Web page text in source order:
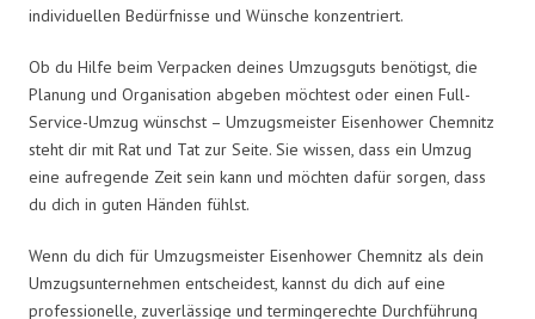
individuellen Bedürfnisse und Wünsche konzentriert.
Ob du Hilfe beim Verpacken deines Umzugsguts benötigst, die
Planung und Organisation abgeben möchtest oder einen Full-
Service-Umzug wünschst – Umzugsmeister Eisenhower Chemnitz
steht dir mit Rat und Tat zur Seite. Sie wissen, dass ein Umzug
eine aufregende Zeit sein kann und möchten dafür sorgen, dass
du dich in guten Händen fühlst.
Wenn du dich für Umzugsmeister Eisenhower Chemnitz als dein
Umzugsunternehmen entscheidest, kannst du dich auf eine
professionelle, zuverlässige und termingerechte Durchführung